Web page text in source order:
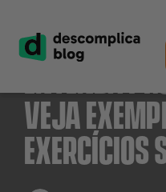
Raciocínio
entenda
veja
exercícios